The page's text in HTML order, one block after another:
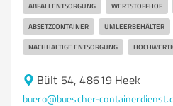
ABFALLENTSORGUNG WERTSTOFFHOF
ABSETZCONTAINER UMLEERBEHÄLTER
NACHHALTIGE ENTSORGUNG
Bült 54, 48619 Heek
buero@buescher-